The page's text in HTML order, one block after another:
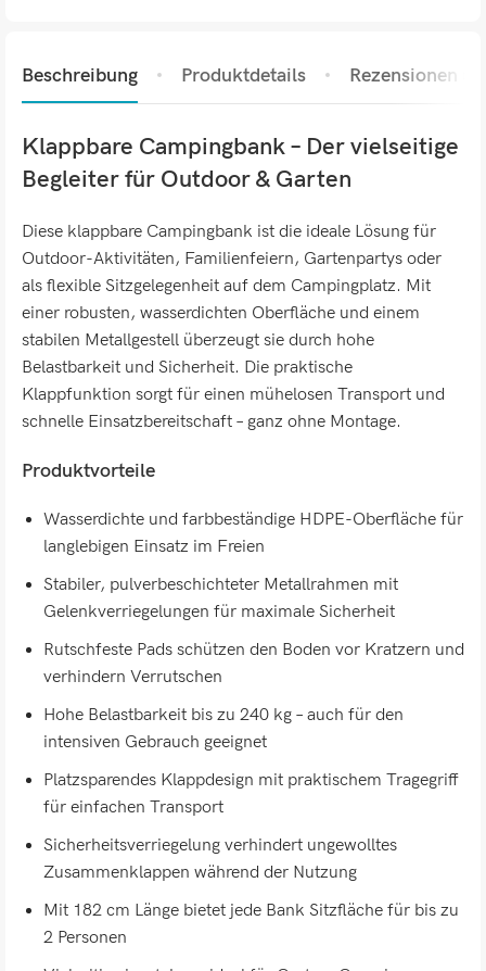
Beschreibung Produktdetails Rezensionen (0)
Klappbare Campingbank – Der vielseitige
Begleiter für Outdoor & Garten
Diese klappbare Campingbank ist die ideale Lösung für
Outdoor-Aktivitäten, Familienfeiern, Gartenpartys oder
als flexible Sitzgelegenheit auf dem Campingplatz. Mit
einer robusten, wasserdichten Oberfläche und einem
stabilen Metallgestell überzeugt sie durch hohe
Belastbarkeit und Sicherheit. Die praktische
Klappfunktion sorgt für einen mühelosen Transport und
schnelle Einsatzbereitschaft – ganz ohne Montage.
Produktvorteile
Wasserdichte und farbbeständige HDPE-Oberfläche für
langlebigen Einsatz im Freien
Stabiler, pulverbeschichteter Metallrahmen mit
Gelenkverriegelungen für maximale Sicherheit
Rutschfeste Pads schützen den Boden vor Kratzern und
verhindern Verrutschen
Hohe Belastbarkeit bis zu 240 kg – auch für den
intensiven Gebrauch geeignet
Platzsparendes Klappdesign mit praktischem Tragegriff
für einfachen Transport
Sicherheitsverriegelung verhindert ungewolltes
Zusammenklappen während der Nutzung
Mit 182 cm Länge bietet jede Bank Sitzfläche für bis zu
2 Personen